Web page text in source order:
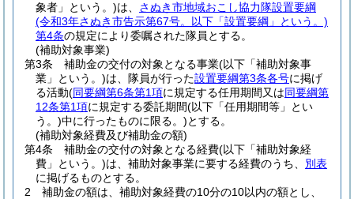
象者」という。)は、 さぬき市地域おこし協力隊設置要綱
(令和3年さぬき市告示第67号。以下「設置要綱」という。)
第4条の規定により委嘱された隊員とする。
(補助対象事業)
第3条
補助金の交付の対象となる事業(以下「補助対象事
業」という。)は、隊員が行った設置要綱第3条各号に掲げ
る活動(同要綱第6条第1項に規定する任用期間又は同要綱第
12条第1項に規定する委託期間(以下「任用期間等」とい
う。)中に行ったものに限る。)とする。
(補助対象経費及び補助金の額)
第4条
補助金の交付の対象となる経費(以下「補助対象経
費」という。)は、補助対象事業に要する経費のうち、 別表
に掲げるものとする。
2
補助金の額は、補助対象経費の10分の10以内の額とし、